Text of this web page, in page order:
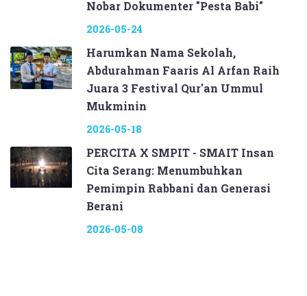
Nobar Dokumenter "Pesta Babi"
2026-05-24
Harumkan Nama Sekolah,
Abdurahman Faaris Al Arfan Raih
Juara 3 Festival Qur'an Ummul
Mukminin
2026-05-18
PERCITA X SMPIT - SMAIT Insan
Cita Serang: Menumbuhkan
Pemimpin Rabbani dan Generasi
Berani
2026-05-08